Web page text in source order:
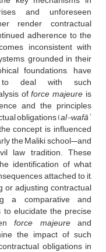
and unforeseen
render contractual
adherence to the
inconsistent with
grounded in their
foundations, have
to deal with such
offorce majeure is
and the principles
obligations (al-wafāʾ
concept is influenced
the Maliki school—and
law tradition. These
identification of what
attached to it,
or adjusting contractual
a comparative and
to elucidate the precise
force majeureand
the impact of such
obligations in